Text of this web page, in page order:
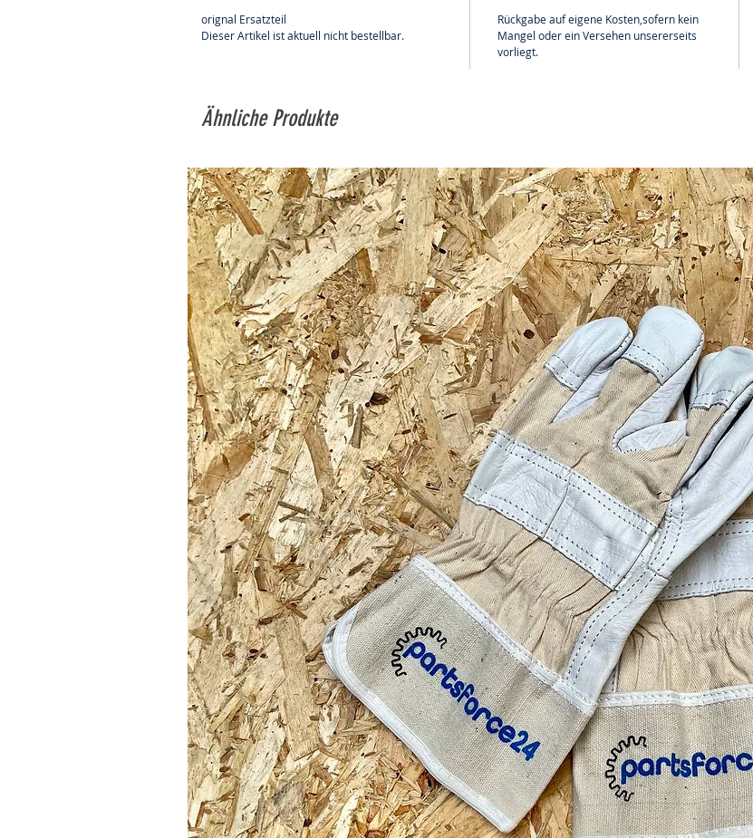
orignal Ersatzteil
Dieser Artikel ist aktuell nicht bestellbar.
Rückgabe auf eigene Kosten,sofern kein
Mangel oder ein Versehen unsererseits
vorliegt.
Ähnliche Produkte